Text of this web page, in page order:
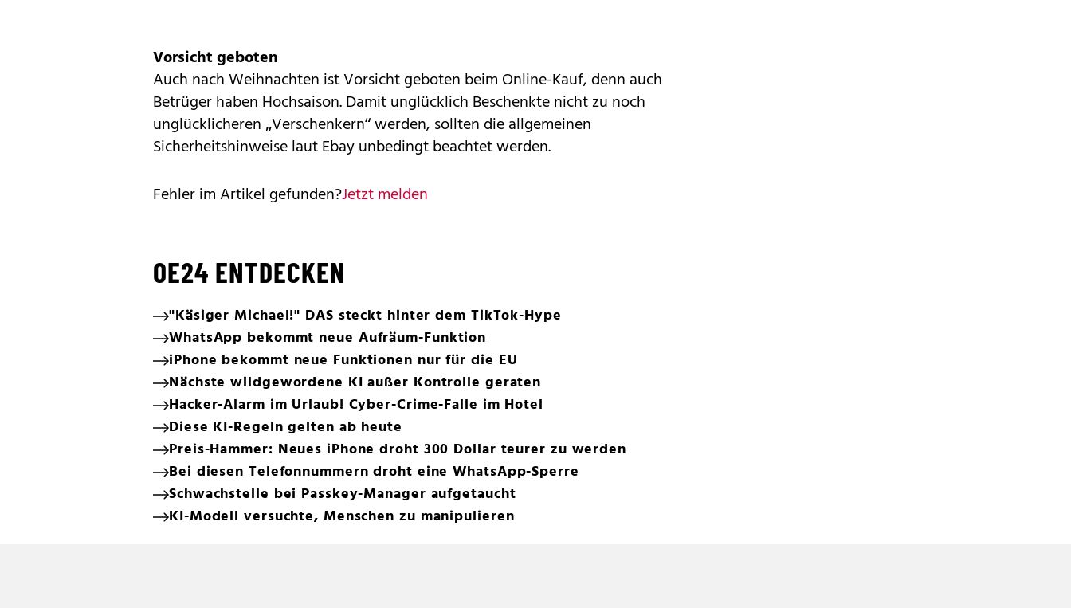
Vorsicht geboten
Auch nach Weihnachten ist Vorsicht geboten beim Online-Kauf, denn auch
Betrüger haben Hochsaison. Damit unglücklich Beschenkte nicht zu noch
unglücklicheren „Verschenkern“ werden, sollten die allgemeinen
Sicherheitshinweise lautEbayunbedingt beachtet werden.
Fehler im Artikel gefunden?Jetzt melden
OE24 ENTDECKEN
"Käsiger Michael!" DAS steckt hinter dem TikTok-Hype
WhatsApp bekommt neue Aufräum-Funktion
iPhone bekommt neue Funktionen nur für die EU
Nächste wildgewordene KI außer Kontrolle geraten
Hacker-Alarm im Urlaub! Cyber-Crime-Falle im Hotel
Diese KI-Regeln gelten ab heute
Preis-Hammer: Neues iPhone droht 300 Dollar teurer zu werden
Bei diesen Telefonnummern droht eine WhatsApp-Sperre
Schwachstelle bei Passkey-Manager aufgetaucht
KI-Modell versuchte, Menschen zu manipulieren